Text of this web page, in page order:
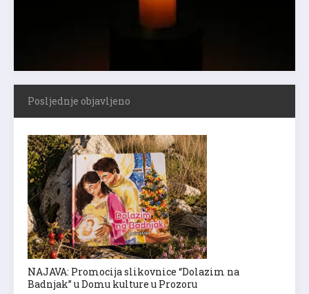
Posljednje objavljeno
NAJAVA: Promocija slikovnice “Dolazim na
Badnjak” u Domu kulture u Prozoru